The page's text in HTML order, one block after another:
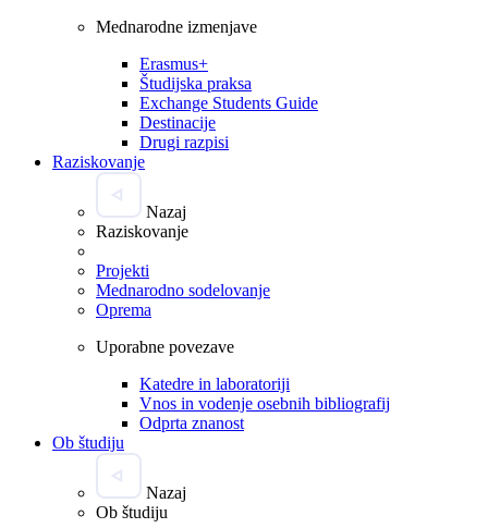
Mednarodne izmenjave
Erasmus+
Študijska praksa
Exchange Students Guide
Destinacije
Drugi razpisi
Raziskovanje
Nazaj
Raziskovanje
Projekti
Mednarodno sodelovanje
Oprema
Uporabne povezave
Katedre in laboratoriji
Vnos in vodenje osebnih bibliografij
Odprta znanost
Ob študiju
Nazaj
Ob študiju